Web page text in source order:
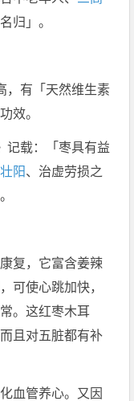
归」。
，有「天然维生素
效。
记载：「枣具有益
壮阳、治虚劳损之
。
复，它富含姜辣
可使心跳加快，
。这红枣木耳
且对五脏都有补
血管养心。又因